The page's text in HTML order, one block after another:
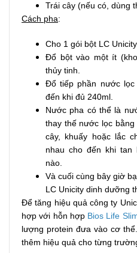
Trái cây (nếu có, dùng
Cách pha:
Cho 1 gói bột LC
Đổ bột vào một ít
thủy tinh.
Đổ tiếp phần nước
đến khi đủ 240ml.
Nước pha có thể là
thay thế nước lọc
cây, khuấy hoặc lắc
nhau cho đến khi tan
nào.
Và cuối cùng bây giờ
LC Unicity dinh dưỡng
Để tăng hiệu quả công ty
hợp với hỗn hợp Bios Life
lượng protein đưa vào cơ
thêm hiệu quả cho từng